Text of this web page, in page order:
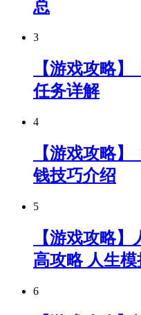
总
3
【游戏攻略
任务详解
4
【游戏攻略
钱技巧介绍
5
【游戏攻略
高攻略 人生
6